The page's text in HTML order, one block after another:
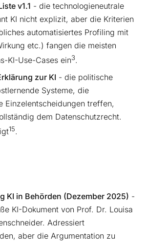
v1.1 - die technologieneutrale
KI nicht explizit, aber die Kriterien
automatisiertes Profiling mit
etc.) fangen die meisten
KI-Use-Cases ein3.
zur KI - die politische
Systeme, die
Einzelentscheidungen treffen,
dem Datenschutzrecht.
15.
KI in Behörden (Dezember 2025) -
KI-Dokument von Prof. Dr. Louisa
Adressiert
aber die Argumentation zu